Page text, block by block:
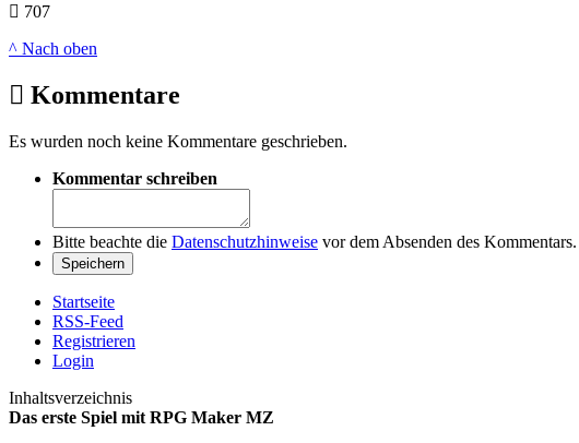
707
^ Nach oben
Kommentare
Es wurden noch keine Kommentare geschrieben.
Kommentar schreiben
Bitte beachte die Datenschutzhinweise vor dem Absenden des Kommentars.
Startseite
RSS-Feed
Registrieren
Login
Inhaltsverzeichnis
Das erste Spiel mit RPG Maker MZ